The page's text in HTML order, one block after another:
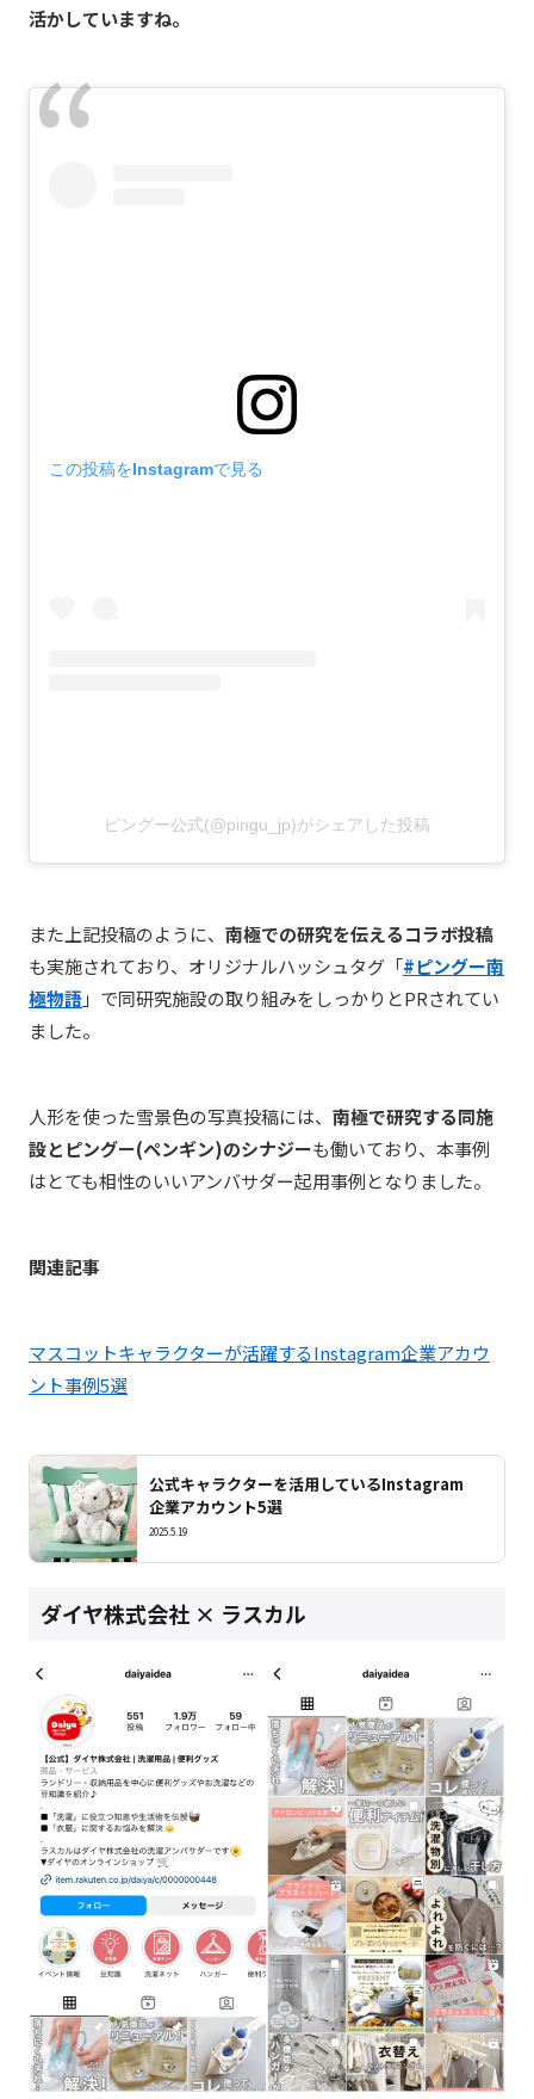
活かしていますね。
この投稿をInstagramで見る
ピングー公式(@pingu_jp)がシェアした投稿
また上記投稿のように、 南極での研究を伝えるコラボ投稿
も実施されており、オリジナルハッシュタグ「#ピングー南
極物語」で同研究施設の取り組みをしっかりとPRされてい
ました。
人形を使った雪景色の写真投稿には、 南極で研究する同施
設とピングー(ペンギン)のシナジーも働いており、本事例
はとても相性のいいアンバサダー起用事例となりました。
関連記事
マスコットキャラクターが活躍するInstagram企業アカウ
ント事例5選
公式キャラクターを活用しているInstagram
企業アカウント5選
2025.5.19
ダイヤ株式会社 × ラスカル